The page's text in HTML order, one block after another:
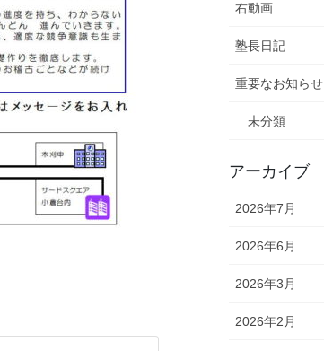
右動画
塾長日記
重要なお知らせ
未分類
アーカイブ
2026年7月
2026年6月
2026年3月
2026年2月